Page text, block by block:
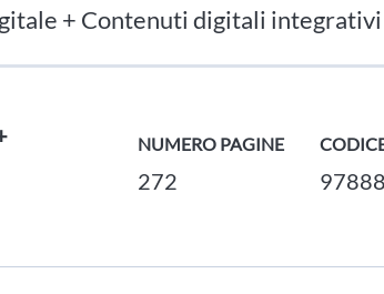
+ Contenuti digitali integrativi
NUMERO PAGINE
272